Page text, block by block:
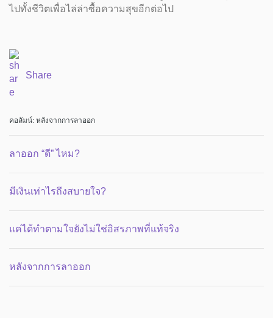
ไปทั้งชีวิตเพื่อไล่ล่าซื้อความสุขอีกต่อไป
Share
คอลัมน์: หลังจากการลาออก
ลาออก “ดี” ไหม?
มีเงินเท่าไรถึงสบายใจ?
แค่ได้ทำตามใจยังไม่ใช่อิสรภาพที่แท้จริง
หลังจากการลาออก